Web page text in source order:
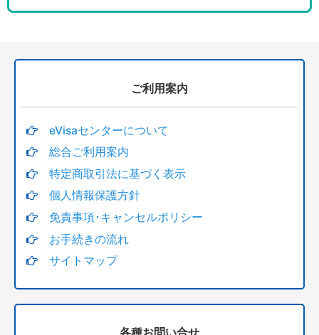
ご利用案内
eVisaセンターについて
総合ご利用案内
特定商取引法に基づく表示
個人情報保護方針
免責事項･キャンセルポリシー
お手続きの流れ
サイトマップ